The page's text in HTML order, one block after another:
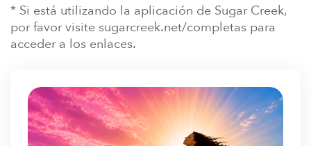
* Si está utilizando la aplicación de Sugar Creek,
por favor visite sugarcreek.net/completas para
acceder a los enlaces.